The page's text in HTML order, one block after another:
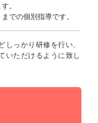
。
での個別指導です。
しっかり研修を行い、
いただけるように致し